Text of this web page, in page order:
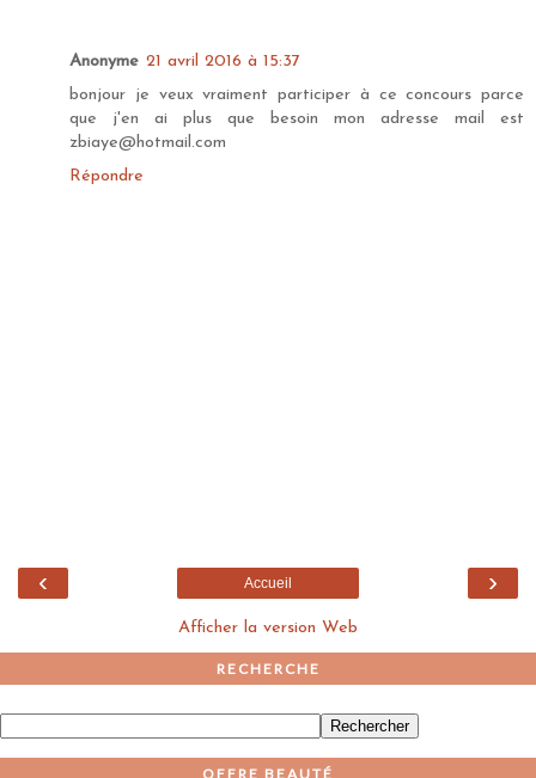
Anonyme 21 avril 2016 à 15:37
bonjour je veux vraiment participer à ce concours parce
que j'en ai plus que besoin mon adresse mail est
zbiaye@hotmail.com
Répondre
‹ ›
Accueil
Afficher la version Web
RECHERCHE
OFFRE BEAUTÉ